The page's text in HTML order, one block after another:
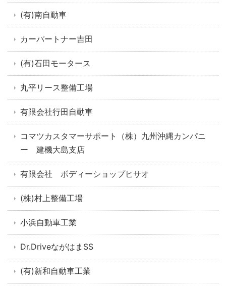
(有)南自動車
カーパートナー吉田
(有)石田モータース
丸平リース整備工場
有限会社行田自動車
コマツカスタマーサポート（株）九州沖縄カンパニ
ー 建機大島支店
有限会社 ボディーショップヒサオ
(株)村上整備工場
小浜自動車工業
Dr.DriveながはまSS
(有)新和自動車工業